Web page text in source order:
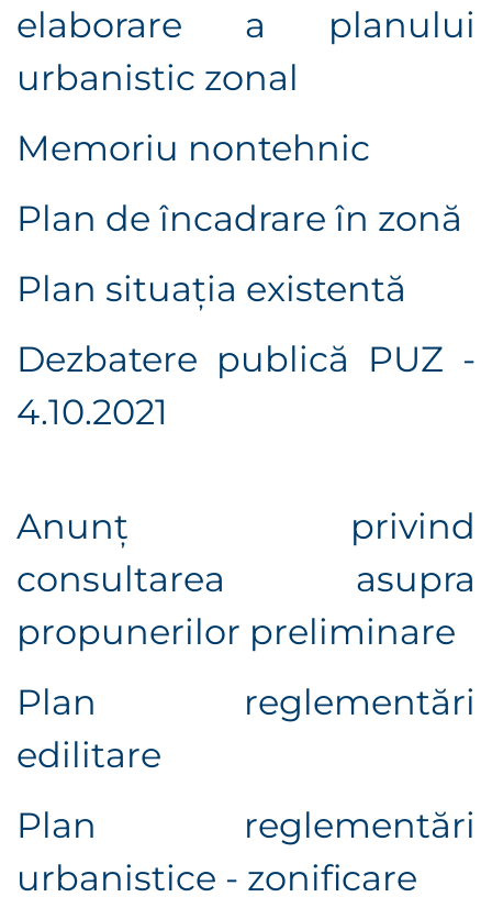
elaborare a planului
urbanistic zonal
Memoriu nontehnic
Plan de încadrare în zonă
Plan situaţia existentă
Dezbatere publică PUZ -
4.10.2021
Anunţ privind
consultarea asupra
propunerilor preliminare
Plan reglementări
edilitare
Plan reglementări
urbanistice - zonificare